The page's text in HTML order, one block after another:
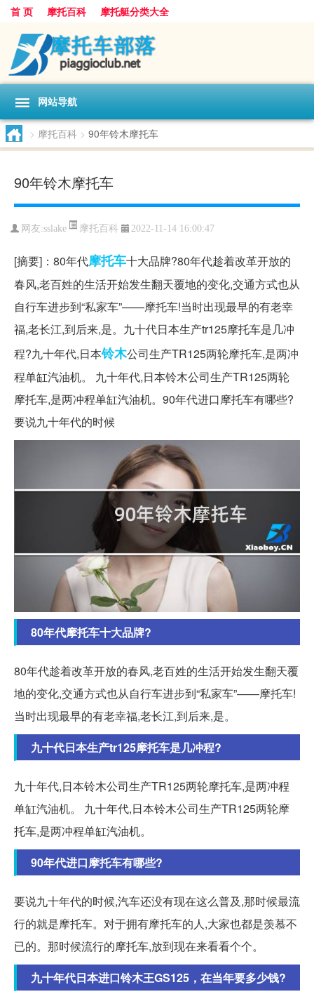
首 页 摩托百科 摩托艇分类大全
网站导航
> 摩托百科 > 90年铃木摩托车
90年铃木摩托车
网友:sslake 摩托百科 2022-11-14 16:00:47
[摘要]：80年代摩托车十大品牌?80年代趁着改革开放的
春风,老百姓的生活开始发生翻天覆地的变化,交通方式也从
自行车进步到“私家车”——摩托车!当时出现最早的有老幸
福,老长江,到后来,是。九十代日本生产tr125摩托车是几冲
程?九十年代,日本铃木公司生产TR125两轮摩托车,是两冲
程单缸汽油机。 九十年代,日本铃木公司生产TR125两轮
摩托车,是两冲程单缸汽油机。90年代进口摩托车有哪些?
要说九十年代的时候
80年代摩托车十大品牌?
80年代趁着改革开放的春风,老百姓的生活开始发生翻天覆
地的变化,交通方式也从自行车进步到“私家车”——摩托车!
当时出现最早的有老幸福,老长江,到后来,是。
九十代日本生产tr125摩托车是几冲程?
九十年代,日本铃木公司生产TR125两轮摩托车,是两冲程
单缸汽油机。 九十年代,日本铃木公司生产TR125两轮摩
托车,是两冲程单缸汽油机。
90年代进口摩托车有哪些?
要说九十年代的时候,汽车还没有现在这么普及,那时候最流
行的就是摩托车。对于拥有摩托车的人,大家也都是羡慕不
已的。那时候流行的摩托车,放到现在来看看个个。
九十年代日本进口铃木王GS125，在当年要多少钱?